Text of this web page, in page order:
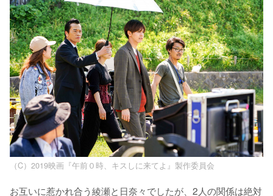
（C）2019映画『午前０時、キスしに来てよ』製作委員会
お互いに惹かれ合う綾瀬と日奈々でしたが、2人の関係は絶対